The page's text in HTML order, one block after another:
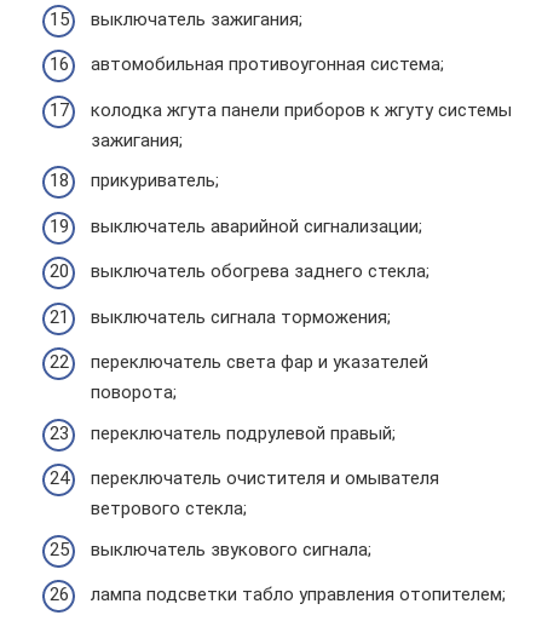
выключатель зажигания;
автомобильная противоугонная система;
колодка жгута панели приборов к жгуту системы
зажигания;
прикуриватель;
выключатель аварийной сигнализации;
выключатель обогрева заднего стекла;
выключатель сигнала торможения;
переключатель света фар и указателей
поворота;
переключатель подрулевой правый;
переключатель очистителя и омывателя
ветрового стекла;
выключатель звукового сигнала;
лампа подсветки табло управления отопителем;